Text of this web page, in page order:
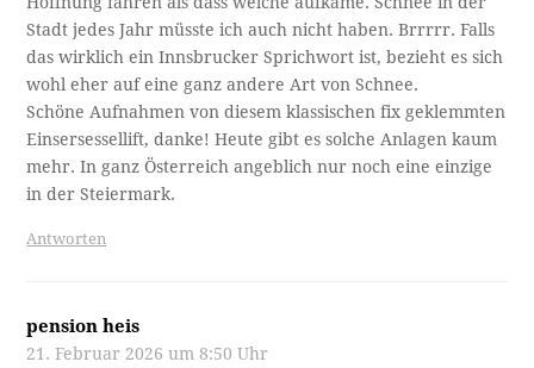
Stadt jedes Jahr müsste ich auch nicht haben. Brrrrr. Falls
das wirklich ein Innsbrucker Sprichwort ist, bezieht es sich
wohl eher auf eine ganz andere Art von Schnee.
Schöne Aufnahmen von diesem klassischen fix geklemmten
Einsersessellift, danke! Heute gibt es solche Anlagen kaum
mehr. In ganz Österreich angeblich nur noch eine einzige
in der Steiermark.
Antworten
pension heis
21. Februar 2026 um 8:50 Uhr